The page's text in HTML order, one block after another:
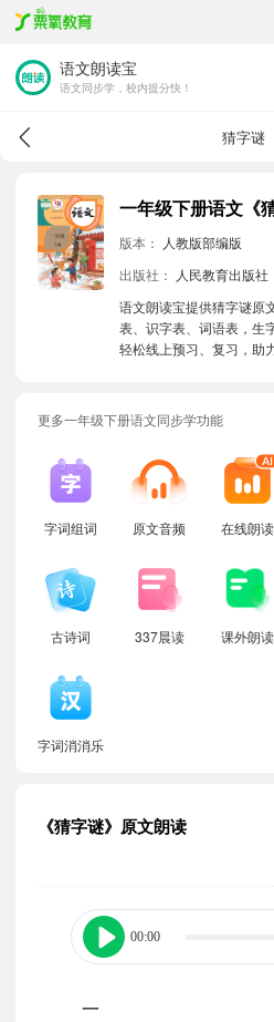
语文朗读宝
语文同步学，校内提分快！
猜字谜
版本： 人教版部编版
出版社：
人民教育出版社
语文朗读宝提供猜字谜原
表、识字表、词语表，生
轻松线上预习、复习，助
更多一年级下册语文同步学功能
字词组词 原文音频 在线朗读
古诗词 337晨读 课外朗读
字词消消乐
《猜字谜》原文朗读
00:00
一